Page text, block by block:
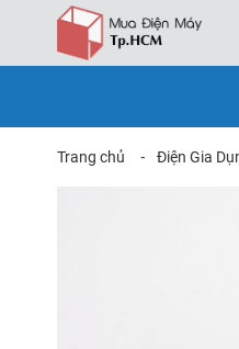
Trang chủ ⁃ Điện Gia